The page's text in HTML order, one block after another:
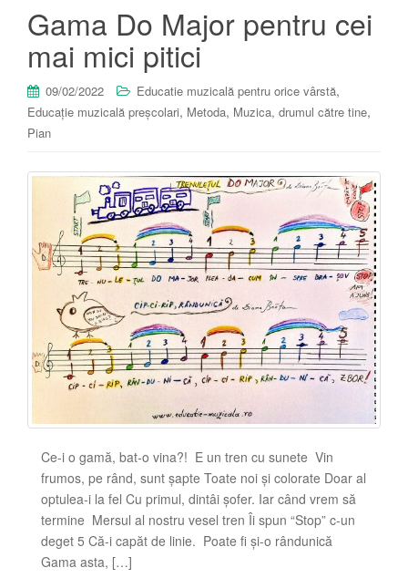
Gama Do Major pentru cei
mai mici pitici
09/02/2022 Educatie muzicală pentru orice vârstă,
Educație muzicală preșcolari, Metoda, Muzica, drumul către tine,
Pian
Ce-i o gamă, bat-o vina?! E un tren cu sunete Vin
frumos, pe rând, sunt șapte Toate noi și colorate Doar al
optulea-i la fel Cu primul, dintâi șofer. Iar când vrem să
termine Mersul al nostru vesel tren Îi spun “Stop” c-un
deget 5 Că-i capăt de linie. Poate fi și-o rândunică
Gama asta, […]